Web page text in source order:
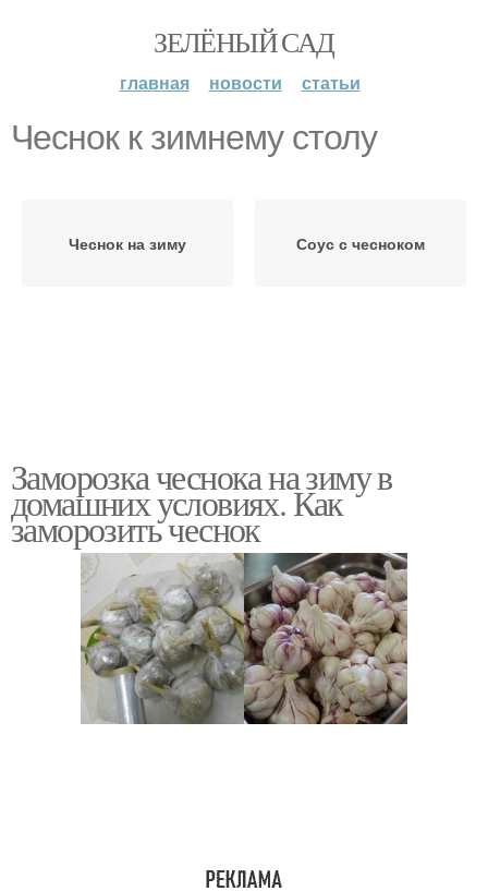
ЗЕЛЁНЫЙ САД
главная новости статьи
Чеснок к зимнему столу
Чеснок на зиму Соус с чесноком
Заморозка чеснока на зиму в
домашних условиях. Как
заморозить чеснок